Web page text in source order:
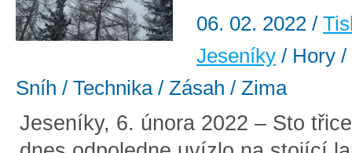
06. 02. 2022 /
Jeseníky / Hory /
Sníh / Technika / Zásah / Zima
Jeseníky, 6. února 2022 – Sto